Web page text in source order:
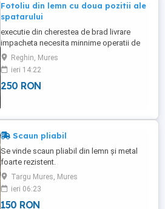
Fotoliu din lemn cu doua pozitii ale
spatarului
executie din cherestea de brad livrare
impacheta necesita minnime operatii de
montaj acoperire un strat de lac pe baza
de apa pretul nu include transpoetul
Reghin, Mures
ieri 14:22
250 RON
Scaun pliabil
Se vinde scaun pliabil din lemn și metal
foarte rezistent.
Targu Mures, Mures
ieri 06:23
150 RON